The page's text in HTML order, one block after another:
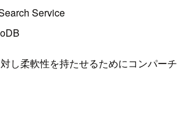
Service
し柔軟性を持たせるためにコンパーチ